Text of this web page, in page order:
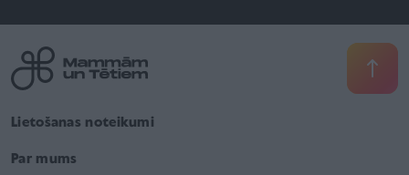
Lietošanas noteikumi
Par mums